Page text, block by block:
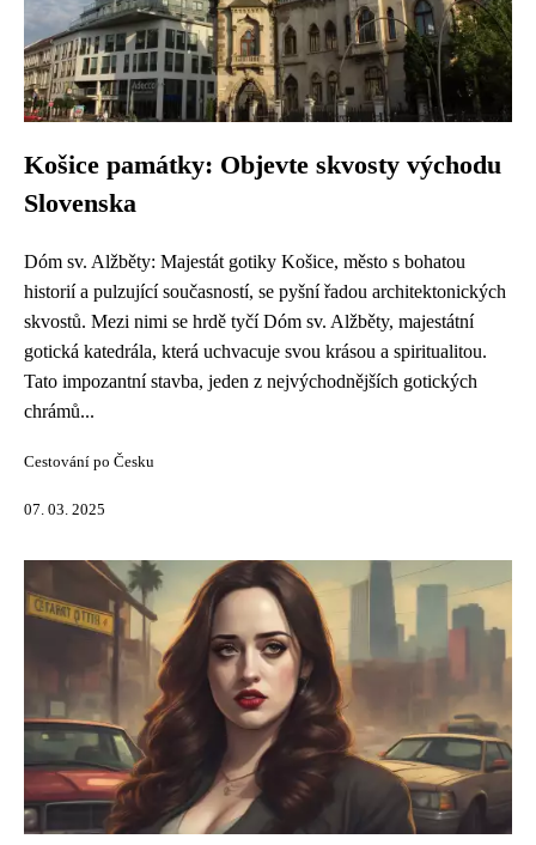
Košice památky: Objevte skvosty východu
Slovenska
Dóm sv. Alžběty: Majestát gotiky Košice, město s bohatou
historií a pulzující současností, se pyšní řadou architektonických
skvostů. Mezi nimi se hrdě tyčí Dóm sv. Alžběty, majestátní
gotická katedrála, která uchvacuje svou krásou a spiritualitou.
Tato impozantní stavba, jeden z nejvýchodnějších gotických
chrámů...
Cestování po Česku
07. 03. 2025